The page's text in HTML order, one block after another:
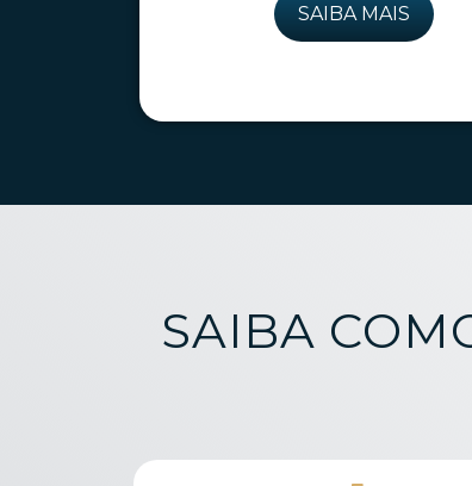
SAIBA MAIS
SAIBA